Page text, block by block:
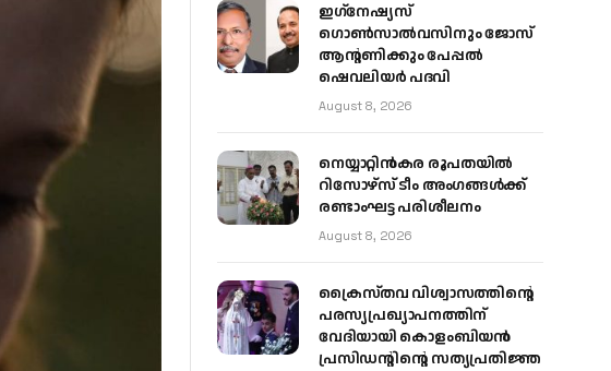
ഇഗ്‌നേഷ്യസ്
ഗൊൺസാൽവസിനും ജോസ്
ആന്റണിക്കും പേപ്പൽ
ഷെവലിയർ പദവി
August 8, 2026
നെയ്യാറ്റിൻകര രൂപതയിൽ
റിസോഴ്സ് ടീം അംഗങ്ങൾക്ക്
രണ്ടാംഘട്ട പരിശീലനം
August 8, 2026
ക്രൈസ്തവ വിശ്വാസത്തിന്റെ
പരസ്യപ്രഖ്യാപനത്തിന്
വേദിയായി കൊളംബിയൻ
പ്രസിഡന്റിന്റെ സത്യപ്രതിജ്ഞ